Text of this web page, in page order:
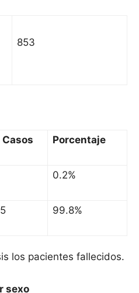
853
Casos Porcentaje
0.2%
99.8%
los pacientes fallecidos.
sexo